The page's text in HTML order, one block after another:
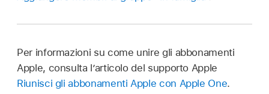
Per informazioni su come unire gli abbonamenti
Apple, consulta l’articolo del supporto Apple
Riunisci gli abbonamenti Apple con Apple One.